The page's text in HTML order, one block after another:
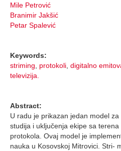
Mile Petrović
Branimir Jakšić
Petar Spalević
Keywords:
striming, protokoli, digitalno
televizija.
Abstract:
U radu je prikazan jedan model
studija i uključenja ekipe sa
protokola. Ovaj model je
nauka u Kosovskoj Mitrovici. Stri-